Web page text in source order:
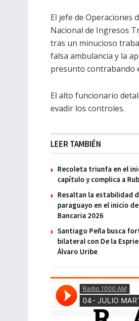
El jefe de Operaciones
Nacional de Ingresos
tras un minucioso
falsa ambulancia y la
presunto contrabando
El alto funcionario
evadir los controles.
LEER TAMBIÉN
Recoleta triunfa en el
capítulo y complica a
Resaltan la estabilidad
paraguayo en el inicio
Bancaria 2026
Santiago Peña busca
bilateral con De la
Álvaro Uribe